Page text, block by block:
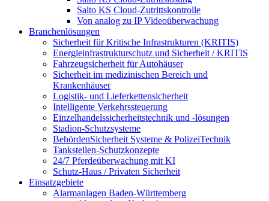
Salto KS Cloud-Zutrittskontrolle
Von analog zu IP Videoüberwachung
Branchenlösungen
Sicherheit für Kritische Infrastrukturen (KRITIS)
Energieinfrastrukturschutz und Sicherheit / KRITIS
Fahrzeugsicherheit für Autohäuser
Sicherheit im medizinischen Bereich und
Krankenhäuser
Logistik- und Lieferkettensicherheit
Intelligente Verkehrssteuerung
Einzelhandelssicherheitstechnik und -lösungen
Stadion-Schutzsysteme
BehördenSicherheit Systeme & PolizeiTechnik
Tankstellen-Schutzkonzepte​
24/7 Pferdeüberwachung mit KI
Schutz-Haus / Privaten Sicherheit
Einsatzgebiete
Alarmanlagen Baden-Württemberg